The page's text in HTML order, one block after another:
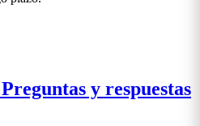
y respuestas